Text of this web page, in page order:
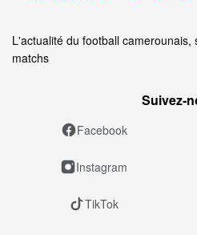
L'actualité du football
matchs
Facebook
Instagram
TikTok